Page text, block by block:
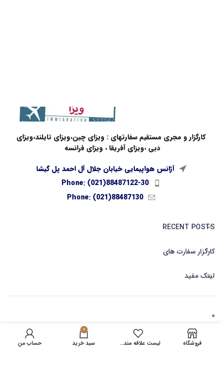
کارگزار و مجری مستقیم سفارتهای : ویزای چین،ویزای تایلند،ویزای
دبی ،ویزای آفریقا ، ویزای فرانسه
آژانس هواپیمایی خیابان جلال آل احمد پل گیشا
Phone: (021)88487122-30
Phone: (021)88487130
RECENT POSTS
کارگزار سفارت های
لینک مفید
کارگزاری صدور بلیط آنلاین
فروشگاه لیست علاقه مندی ها
0
سبد خرید حساب من